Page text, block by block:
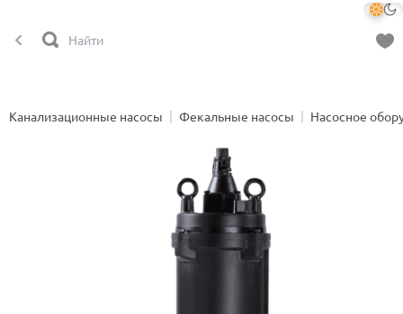
Канализационные насосы Фекальные насосы Насосное